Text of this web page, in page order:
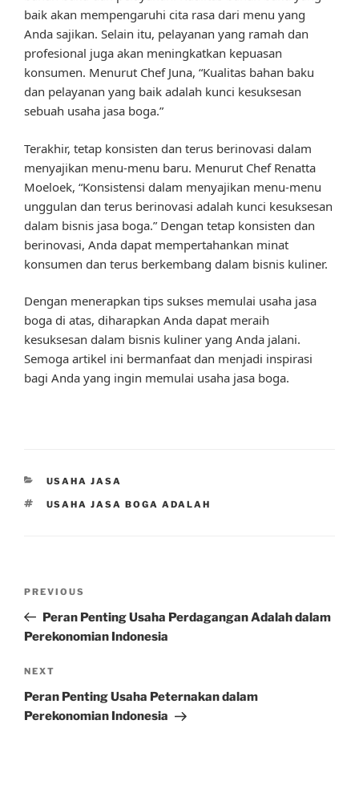
baik akan mempengaruhi cita rasa dari menu yang
Anda sajikan. Selain itu, pelayanan yang ramah dan
profesional juga akan meningkatkan kepuasan
konsumen. Menurut Chef Juna, “Kualitas bahan baku
dan pelayanan yang baik adalah kunci kesuksesan
sebuah usaha jasa boga.”
Terakhir, tetap konsisten dan terus berinovasi dalam
menyajikan menu-menu baru. Menurut Chef Renatta
Moeloek, “Konsistensi dalam menyajikan menu-menu
unggulan dan terus berinovasi adalah kunci kesuksesan
dalam bisnis jasa boga.” Dengan tetap konsisten dan
berinovasi, Anda dapat mempertahankan minat
konsumen dan terus berkembang dalam bisnis kuliner.
Dengan menerapkan tips sukses memulai usaha jasa
boga di atas, diharapkan Anda dapat meraih
kesuksesan dalam bisnis kuliner yang Anda jalani.
Semoga artikel ini bermanfaat dan menjadi inspirasi
bagi Anda yang ingin memulai usaha jasa boga.
CATEGORIES
USAHA JASA
TAGS
USAHA JASA BOGA ADALAH
Previous
Post
PREVIOUS
Peran Penting Usaha Perdagangan Adalah dalam
Perekonomian Indonesia
Next
Post
NEXT
Peran Penting Usaha Peternakan dalam
Perekonomian Indonesia